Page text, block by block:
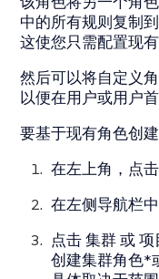
中的所有规则复制到
这使您只需配置现
然后可以将自定义
以便在用户或用户
要基于现有角色创
在左上角，点
在左侧导航栏
点击集群或项
创建集群角色*